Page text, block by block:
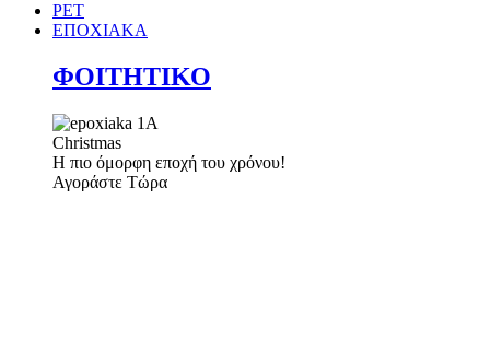
PET
ΕΠΟΧΙΑΚΑ
ΦΟΙΤΗΤΙΚΟ
Christmas
Η πιο όμορφη εποχή του χρόνου!
Αγοράστε Τώρα